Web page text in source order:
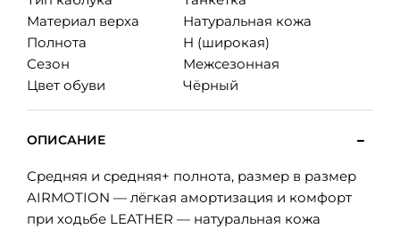
Материал верха
Натуральная кожа
Полнота
H (широкая)
Сезон
Межсезонная
Цвет обуви
Чёрный
ОПИСАНИЕ
Средняя и средняя+ полнота, размер в размер
AIRMOTION — лёгкая амортизация и комфорт
при ходьбе LEATHER — натуральная кожа